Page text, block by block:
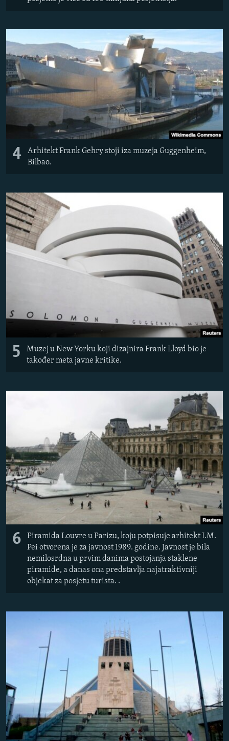
4
Arhitekt Frank Gehry stoji iza muzeja Guggenheim,
Bilbao.
5
Muzej u New Yorku koji dizajnira Frank Lloyd bio je
također meta javne kritike.
6
Piramida Louvre u Parizu, koju potpisuje arhitekt I.M.
Pei otvorena je za javnost 1989. godine. Javnost je bila
nemilosrdna u prvim danima postojanja staklene
piramide, a danas ona predstavlja najatraktivniji
objekat za posjetu turista. .